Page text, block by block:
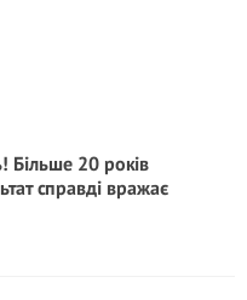
Більше 20 років
справді вражає